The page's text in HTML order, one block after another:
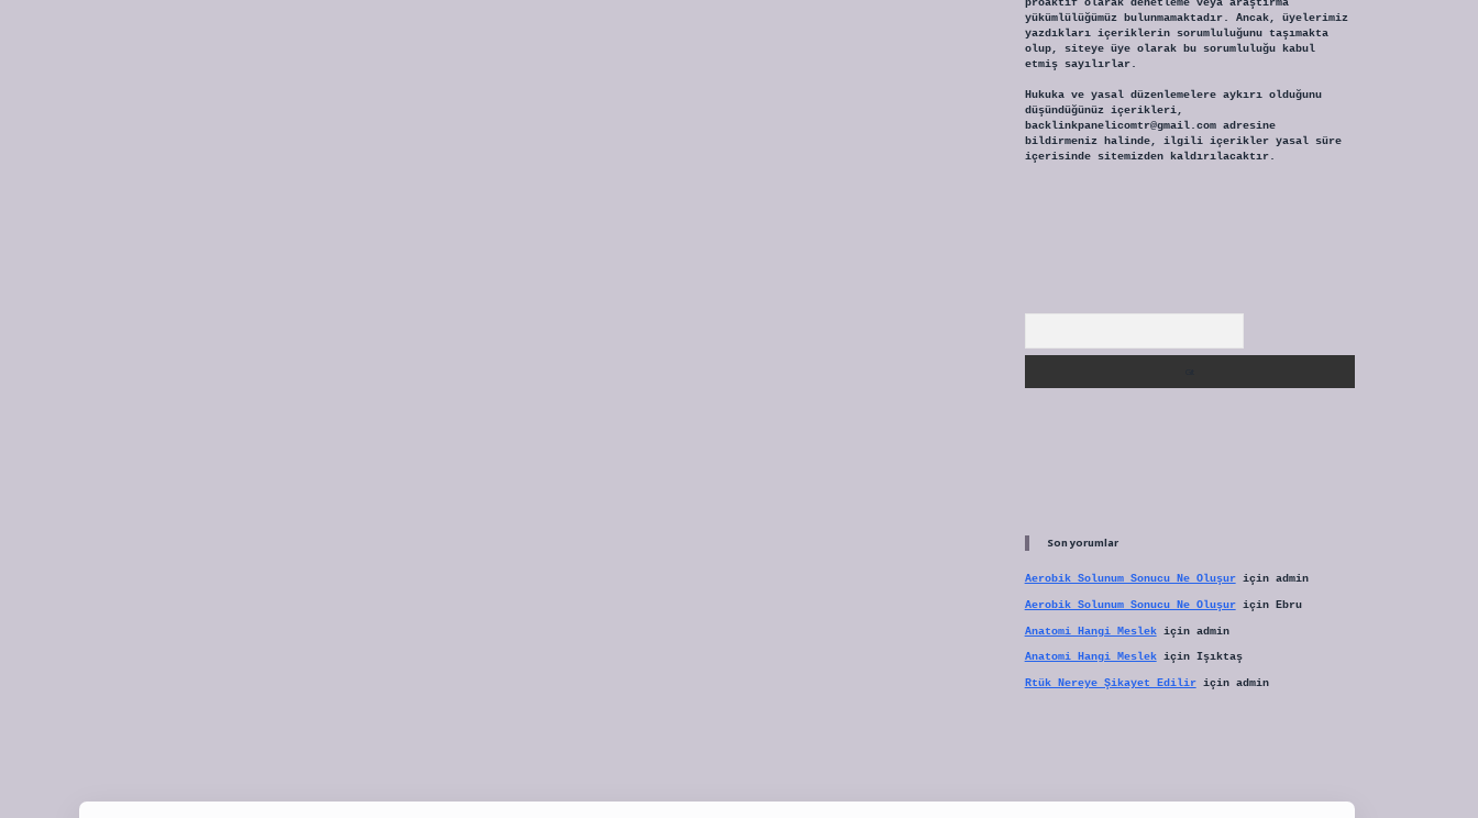
proaktif olarak denetleme veya araştırma
yükümlülüğümüz bulunmamaktadır. Ancak, üyelerimiz
yazdıkları içeriklerin sorumluluğunu taşımakta
olup, siteye üye olarak bu sorumluluğu kabul
etmiş sayılırlar.
Hukuka ve yasal düzenlemelere aykırı olduğunu
düşündüğünüz içerikleri,
backlinkpanelicomtr@gmail.comadresine
bildirmeniz halinde, ilgili içerikler yasal süre
içerisinde sitemizden kaldırılacaktır.
Son yorumlar
Aerobik Solunum Sonucu Ne Oluşuriçin admin
Aerobik Solunum Sonucu Ne Oluşuriçin Ebru
Anatomi Hangi Meslekiçin admin
Anatomi Hangi Meslekiçin Işıktaş
Rtük Nereye Şikayet Ediliriçin admin